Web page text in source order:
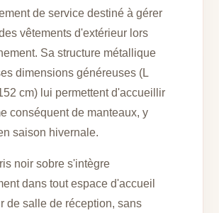
de service destiné à gérer
vêtements d'extérieur lors
Sa structure métallique
dimensions généreuses (L
cm) lui permettent d'accueillir
conséquent de manteaux, y
saison hivernale.
noir sobre s'intègre
dans tout espace d'accueil
de salle de réception, sans